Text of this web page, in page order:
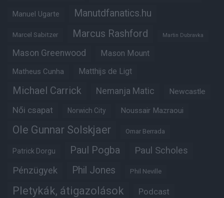
Manuel Ugarte Manutdfanatics.hu
Marcel Sabitzer Marcus Rashford Martin Dubravka
Mason Greenwood Mason Mount
Matheus Cunha Matthijs de Ligt
Michael Carrick Nemanja Matic Newcastle
Női csapat Norwich City Noussair Mazraoui
Ole Gunnar Solskjaer Omar Berrada
Patrick Dorgu Paul Pogba Paul Scholes
Pénzügyek Phil Jones Phil Neville
Pletykák, átigazolások Podcast